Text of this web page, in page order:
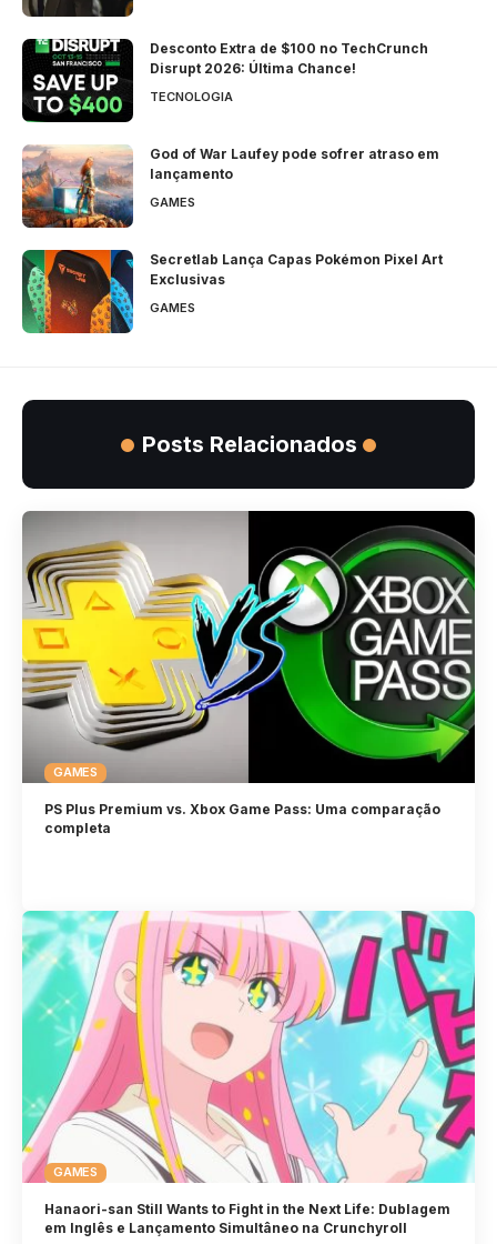
Desconto Extra de $100 no TechCrunch
Disrupt 2026: Última Chance!
TECNOLOGIA
God of War Laufey pode sofrer atraso em
lançamento
GAMES
Secretlab Lança Capas Pokémon Pixel Art
Exclusivas
GAMES
Posts Relacionados
GAMES
PS Plus Premium vs. Xbox Game Pass: Uma comparação
completa
GAMES
Hanaori-san Still Wants to Fight in the Next Life: Dublagem
em Inglês e Lançamento Simultâneo na Crunchyroll